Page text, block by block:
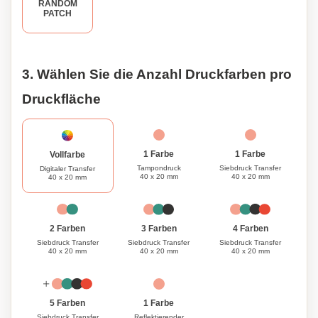
sich bereit, Tore zu schießen und Erinnerungen zu
schaffen, die ein Leben lang halten mit unserem
erstklassigen Fußball.
RANDOM
PATCH
3. Wählen Sie die Anzahl Druckfarben pro
Druckfläche
Vollfarbe
Digitaler Transfer
40 x 20 mm
1 Farbe
Tampondruck
40 x 20 mm
1 Farbe
Siebdruck Transfer
40 x 20 mm
2 Farben
Siebdruck Transfer
40 x 20 mm
3 Farben
Siebdruck Transfer
40 x 20 mm
4 Farben
Siebdruck Transfer
40 x 20 mm
5 Farben 1 Farbe